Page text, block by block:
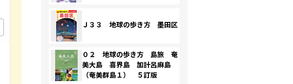
Ｊ３３ 地球の歩き方 墨田区
０２ 地球の歩き方 島旅 奄
美大島 喜界島 加計呂麻島
（奄美群島１） ５訂版